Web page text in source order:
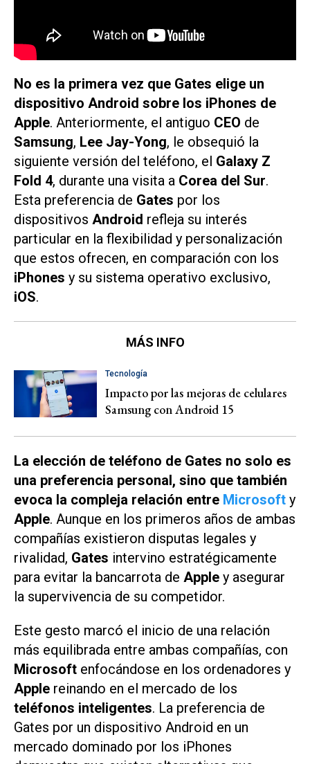
No es la primera vez que Gates elige un
dispositivo Android sobre los iPhones de
Apple. Anteriormente, el antiguo CEO de
Samsung, Lee Jay-Yong, le obsequió la
siguiente versión del teléfono, el Galaxy Z
Fold 4, durante una visita a Corea del Sur.
Esta preferencia de Gates por los
dispositivos Android refleja su interés
particular en la flexibilidad y personalización
que estos ofrecen, en comparación con los
iPhones y su sistema operativo exclusivo,
iOS.
MÁS INFO
Tecnología
Impacto por las mejoras de celulares
Samsung con Android 15
La elección de teléfono de Gates no solo es
una preferencia personal, sino que también
evoca la compleja relación entre Microsoft y
Apple. Aunque en los primeros años de ambas
compañías existieron disputas legales y
rivalidad, Gates intervino estratégicamente
para evitar la bancarrota de Apple y asegurar
la supervivencia de su competidor.
Este gesto marcó el inicio de una relación
más equilibrada entre ambas compañías, con
Microsoft enfocándose en los ordenadores y
Apple reinando en el mercado de los
teléfonos inteligentes. La preferencia de
Gates por un dispositivo Android en un
mercado dominado por los iPhones